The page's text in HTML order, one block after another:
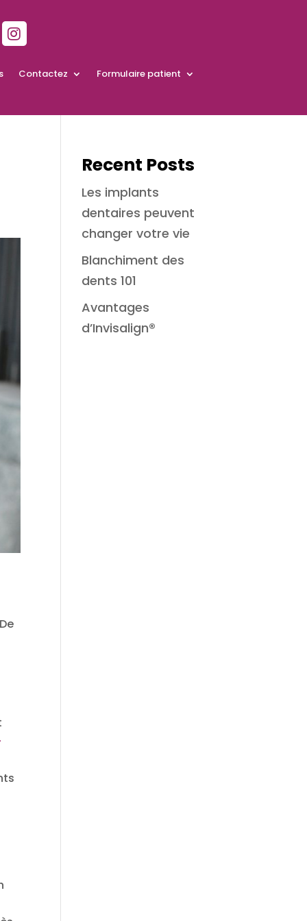
Contactez
Formulaire patient
Recent Posts
Les implants
dentaires peuvent
changer votre vie
Blanchiment des
dents 101
Avantages
d’Invisalign®